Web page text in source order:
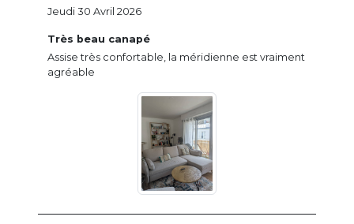
Très beau canapé
Assise très confortable, la méridienne est vraiment
agréable
Jeudi 30 Avril 2026